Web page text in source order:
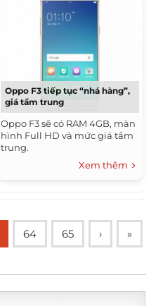
Oppo F3 tiếp tục “nhá hàng”,
giá tầm trung
Oppo F3 sẽ có RAM 4GB, màn
hình Full HD và mức giá tầm
trung.
Xem thêm
64 65 › »